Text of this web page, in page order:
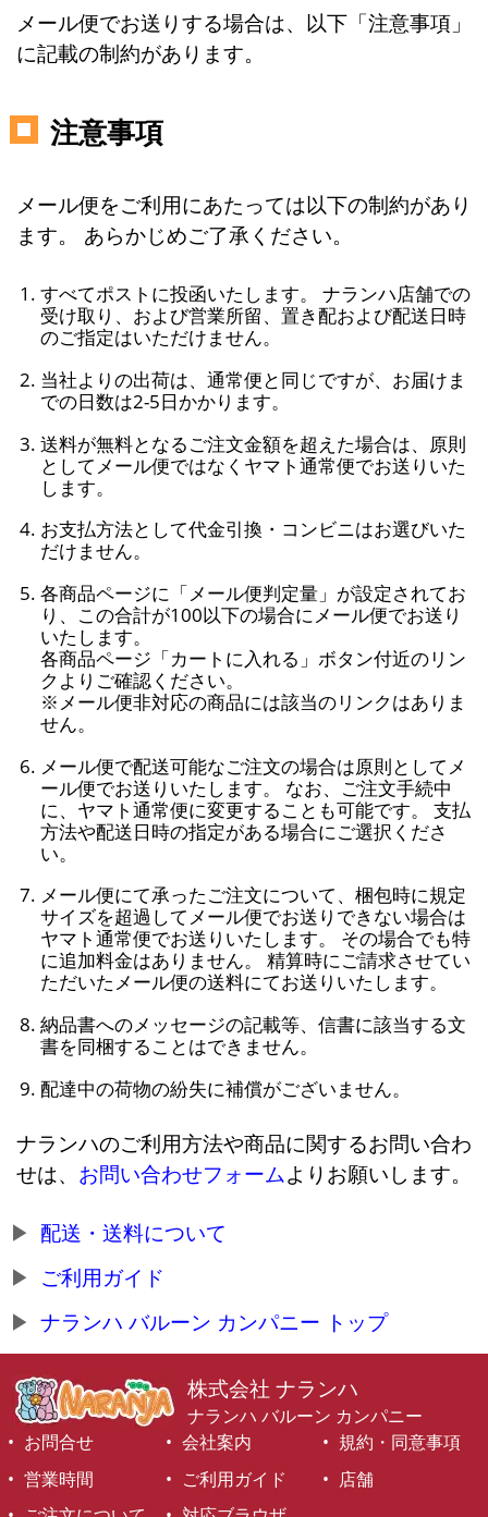
メール便でお送りする場合は、以下「注意事項」
に記載の制約があります。
注意事項
メール便をご利用にあたっては以下の制約があり
ます。 あらかじめご了承ください。
すべてポストに投函いたします。 ナランハ店舗での
受け取り、および営業所留、置き配および配送日時
のご指定はいただけません。
当社よりの出荷は、通常便と同じですが、お届けま
での日数は2-5日かかります。
送料が無料となるご注文金額を超えた場合は、原則
としてメール便ではなくヤマト通常便でお送りいた
します。
お支払方法として代金引換・コンビニはお選びいた
だけません。
各商品ページに「メール便判定量」が設定されてお
り、この合計が100以下の場合にメール便でお送り
いたします。
各商品ページ「カートに入れる」ボタン付近のリン
クよりご確認ください。
※メール便非対応の商品には該当のリンクはありま
せん。
メール便で配送可能なご注文の場合は原則としてメ
ール便でお送りいたします。 なお、ご注文手続中
に、ヤマト通常便に変更することも可能です。 支払
方法や配送日時の指定がある場合にご選択くださ
い。
メール便にて承ったご注文について、梱包時に規定
サイズを超過してメール便でお送りできない場合は
ヤマト通常便でお送りいたします。 その場合でも特
に追加料金はありません。 精算時にご請求させてい
ただいたメール便の送料にてお送りいたします。
納品書へのメッセージの記載等、信書に該当する文
書を同梱することはできません。
配達中の荷物の紛失に補償がございません。
ナランハのご利用方法や商品に関するお問い合わ
せは、 お問い合わせフォームよりお願いします。
配送・送料について
ご利用ガイド
ナランハ バルーン カンパニー トップ
株式会社 ナランハ
ナランハ バルーン カンパニー
お問合せ
会社案内
規約・同意事項
営業時間
ご利用ガイド
店舗